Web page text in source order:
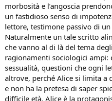
morbosità e l’angoscia
un fastidioso senso di
lettore, testimone passivo di
Naturalmente un tale scritto
che vanno al di là del tema
ragionamenti sociologici
sessualità, questioni che ogni
altrove, perché Alice si limita a
e non ha la pretesa di saper
difficile età. Alice è la